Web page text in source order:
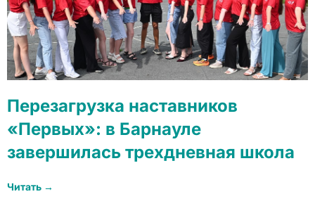
Перезагрузка наставников
«Первых»: в Барнауле
завершилась трехдневная школа
Читать →